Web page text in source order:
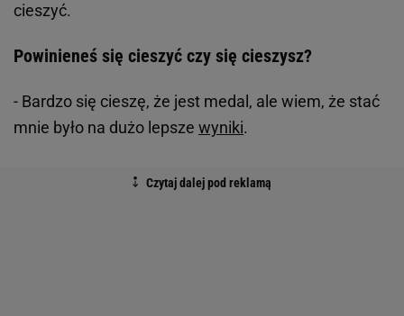
cieszyć.
Powinieneś się cieszyć czy się cieszysz?
- Bardzo się cieszę, że jest medal, ale wiem, że stać
mnie było na dużo lepsze wyniki.